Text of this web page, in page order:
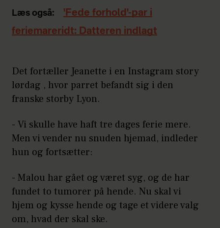
Læs også:
'Fede forhold'-par i
feriemareridt: Datteren indlagt
Det fortæller Jeanette i en Instagram story
lørdag , hvor parret befandt sig i den
franske storby Lyon.
- Vi skulle have haft tre dages ferie mere.
Men vi vender nu snuden hjemad, indleder
hun og fortsætter:
- Malou har gået og været syg, og de har
fundet to tumorer på hende. Nu skal vi
hjem og kysse hende og tage et videre valg
om, hvad der skal ske.